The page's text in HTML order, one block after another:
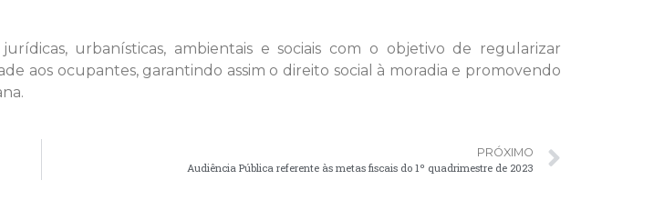
urbanísticas, ambientais e sociais com o objetivo de regularizar
aos ocupantes, garantindo assim o direito social à moradia e promovendo
PRÓXIMO
Audiência Pública referente às metas fiscais do 1º quadrimestre de 2023